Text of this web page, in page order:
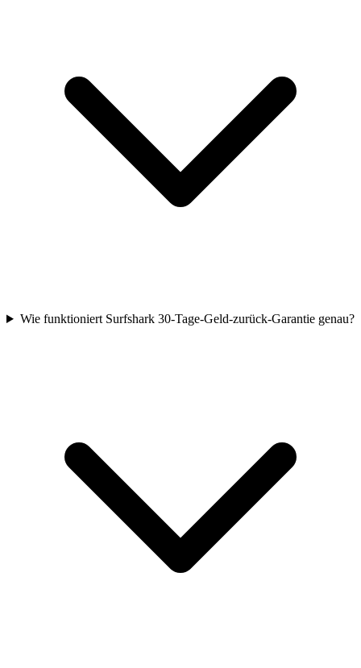
Wie funktioniert Surfshark 30-Tage-Geld-zurück-Garantie genau?